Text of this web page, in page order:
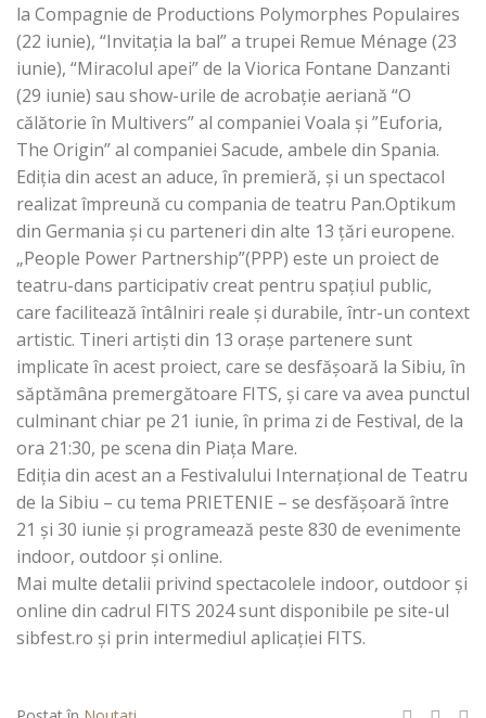
la Compagnie de Productions Polymorphes Populaires
(22 iunie), “Invitaţia la bal” a trupei Remue Ménage (23
iunie), “Miracolul apei” de la Viorica Fontane Danzanti
(29 iunie) sau show-urile de acrobaţie aeriană “O
călătorie în Multivers” al companiei Voala și ”Euforia,
The Origin” al companiei Sacude, ambele din Spania.
Ediţia din acest an aduce, în premieră, şi un spectacol
realizat împreună cu compania de teatru Pan.Optikum
din Germania și cu parteneri din alte 13 țări europene.
„People Power Partnership”(PPP) este un proiect de
teatru-dans participativ creat pentru spațiul public,
care facilitează întâlniri reale și durabile, într-un context
artistic. Tineri artiști din 13 oraşe partenere sunt
implicate în acest proiect, care se desfăşoară la Sibiu, în
săptămâna premergătoare FITS, şi care va avea punctul
culminant chiar pe 21 iunie, în prima zi de Festival, de la
ora 21:30, pe scena din Piaţa Mare.
Ediția din acest an a Festivalului Internațional de Teatru
de la Sibiu – cu tema PRIETENIE – se desfășoară între
21 și 30 iunie și programează peste 830 de evenimente
indoor, outdoor și online.
Mai multe detalii privind spectacolele indoor, outdoor şi
online din cadrul FITS 2024 sunt disponibile pe site-ul
sibfest.ro şi prin intermediul aplicaţiei FITS.